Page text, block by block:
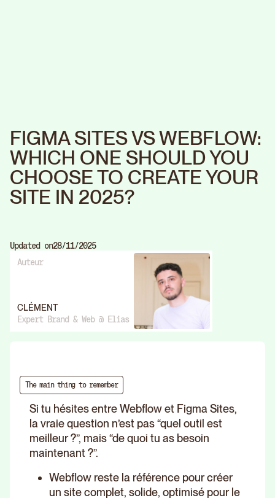
FIGMA SITES VS WEBFLOW:
WHICH ONE SHOULD YOU
CHOOSE TO CREATE YOUR
SITE IN 2025?
Updated on28/11/2025
Auteur
CLÉMENT
Expert Brand & Web @ Elias
The main thing to remember
Si tu hésites entre Webflow et Figma Sites,
la vraie question n’est pas “quel outil est
meilleur ?”, mais “de quoi tu as besoin
maintenant ?”.
Webflow reste la référence pour créer
un site complet, solide, optimisé pour le